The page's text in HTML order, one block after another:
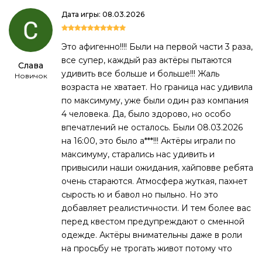
Слава
Новичок
Дата игры: 08.03.2026
Это афигенно!!!! Были на первой части 3 раза,
все супер, каждый раз актёры пытаются
удивить все больше и больше!!! Жаль
возраста не хватает. Но граница нас удивила
по максимуму, уже были один раз компания
4 человека. Да, было здорово, но особо
впечатлений не осталось. Были 08.03.2026
на 16:00, это было а***!!! Актёры играли по
максимуму, старались нас удивить и
привысили наши ожидания, хайповве ребята
очень стараются. Атмосфера жуткая, пахнет
сырость ю и бавол но пыльно. Но это
добавляет реалистичности. И тем более вас
перед квестом предупреждают о сменной
одежде. Актёры внимательны даже в роли
на просьбу не трогать живот потому что